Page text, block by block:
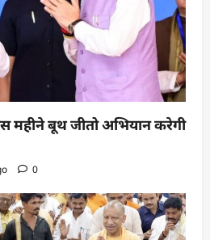
महीने बूथ जीतो अभियान करेगी
0